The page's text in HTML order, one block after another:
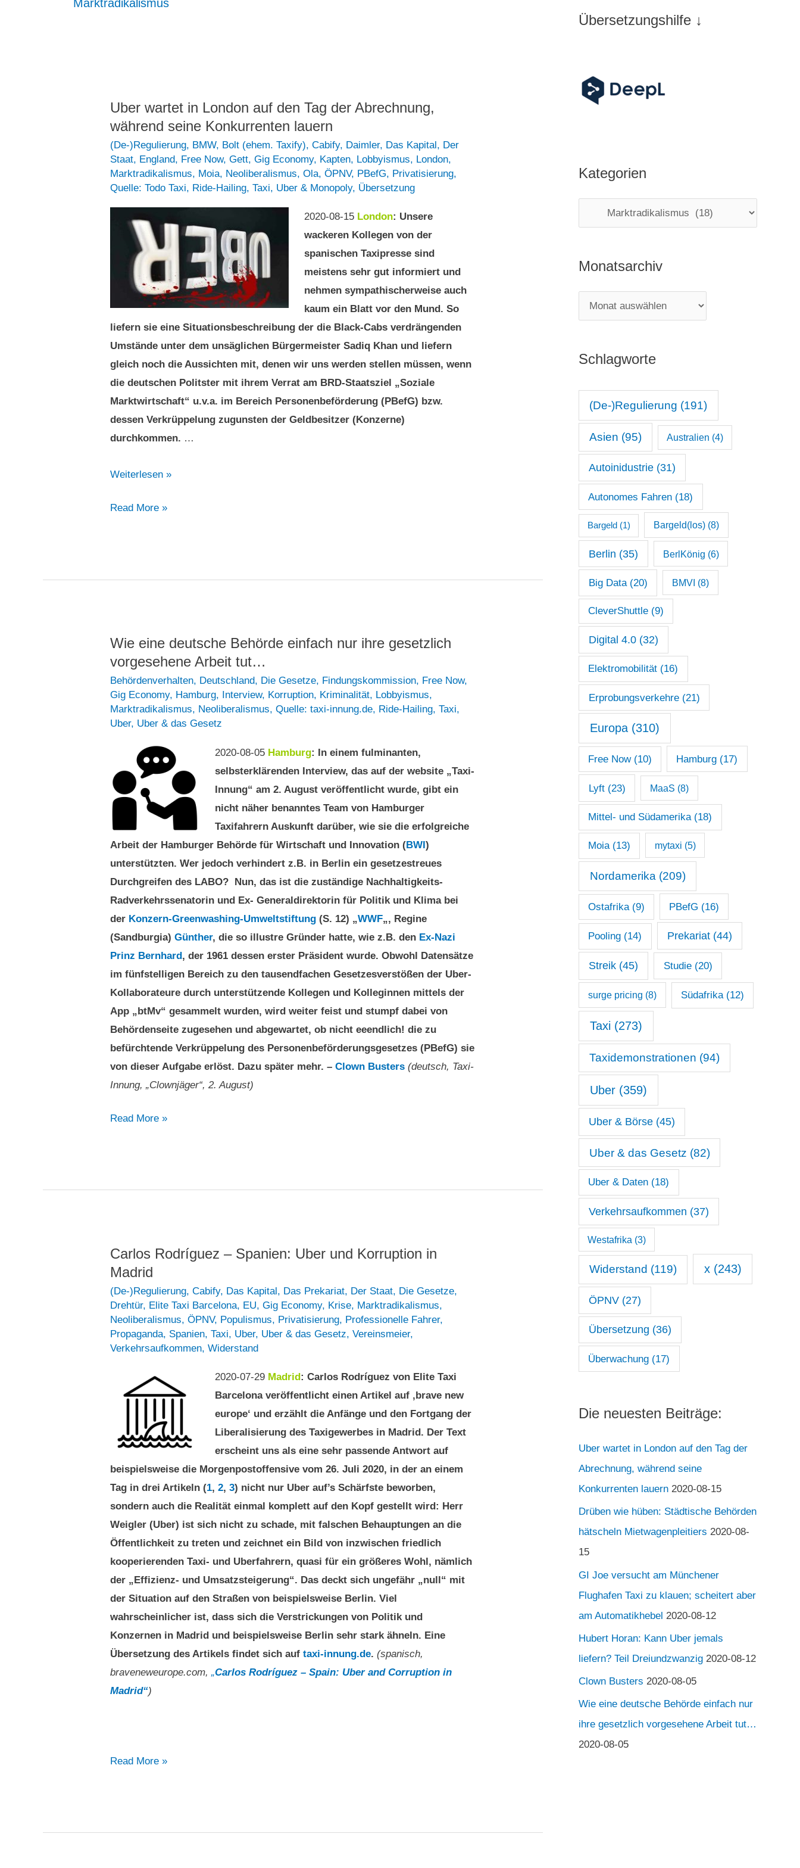
Marktradikalismus
Uber wartet in London auf den Tag der Abrechnung,
während seine Konkurrenten lauern
(De-)Regulierung, BMW, Bolt (ehem. Taxify),Cabify, Daimler, Das Kapital, Der
Staat, England, Free Now,Gett,Gig Economy, Kapten, Lobbyismus, London,
Marktradikalismus, Moia, Neoliberalismus,Ola,ÖPNV, PBefG, Privatisierung,
Quelle: Todo Taxi, Ride-Hailing,Taxi, Uber & Monopoly, Übersetzung
2020-08-15 London: Unsere
wackeren Kollegen von der
spanischen Taxipresse sind
meistens sehr gut informiert und
nehmen sympathischerweise auch
kaum ein Blatt vor den Mund. So
liefern sie eine Situationsbeschreibung der die Black-Cabs verdrängenden
Umstände unter dem unsäglichen Bürgermeister Sadiq Khan und liefern
gleich noch die Aussichten mit, denen wir uns werden stellen müssen, wenn
die deutschen Politster mit ihrem Verrat am BRD-Staatsziel „Soziale
Marktwirtschaft“ u.v.a. im Bereich Personenbeförderung (PBefG) bzw.
dessen Verkrüppelung zugunsten der Geldbesitzer (Konzerne)
durchkommen. …
Uber
in
während
seine
Konkurrenten
lauern
Weiterlesen »
Uber
auf
der
Abrechnung,
seine
Konkurrenten
lauern
Read More »
Wie eine deutsche Behörde einfach nur ihre gesetzlich
vorgesehene Arbeit tut…
Behördenverhalten, Deutschland, Die Gesetze, Findungskommission, Free Now,
Gig Economy, Hamburg, Interview, Korruption, Kriminalität, Lobbyismus,
Marktradikalismus, Neoliberalismus,Quelle: taxi-innung.de, Ride-Hailing,Taxi,
Uber, Uber & das Gesetz
2020-08-05 Hamburg: In einem fulminanten,
selbsterklärenden Interview, das auf der website „Taxi-
Innung“ am 2. August veröffentlicht wurde, gibt ein
nicht näher benanntes Team von Hamburger
Taxifahrern Auskunft darüber, wie sie die erfolgreiche
Arbeit der Hamburger Behörde für Wirtschaft und Innovation (BWI)
unterstützten. Wer jedoch verhindert z.B. in Berlin ein gesetzestreues
Durchgreifen des LABO? Nun, das ist die zuständige Nachhaltigkeits-
Radverkehrssenatorin und Ex- Generaldirektorin für Politik und Klima bei
der Konzern-Greenwashing-Umweltstiftung (S. 12) „WWF„, Regine
(Sandburgia)Günther, die so illustre Gründer hatte, wie z.B. den Ex-Nazi
Prinz Bernhard, der 1961 dessen erster Präsident wurde. Obwohl Datensätze
im fünfstelligen Bereich zu den tausendfachen Gesetzesverstößen der Uber-
Kollaborateure durch unterstützende Kollegen und Kolleginnen mittels der
App „btMv“ gesammelt wurden, wird weiter feist und stumpf dabei von
Behördenseite zugesehen und abgewartet, ob nicht eeendlich! die zu
befürchtende Verkrüppelung des Personenbeförderungsgesetzes (PBefG) sie
von dieser Aufgabe erlöst. Dazu später mehr. –Clown Busters (deutsch, Taxi-
Innung, „Clownjäger“, 2. August)
Wie
einfach
gesetzlich
vorgesehene
tut…
Read More »
Carlos Rodríguez – Spanien: Uber und Korruption in
Madrid
(De-)Regulierung,Cabify, Das Kapital, Das Prekariat, Der Staat, Die Gesetze,
Drehtür, Elite Taxi Barcelona, EU,Gig Economy, Krise, Marktradikalismus,
Neoliberalismus,ÖPNV, Populismus, Privatisierung, Professionelle Fahrer,
Propaganda, Spanien,Taxi, Uber, Uber & das Gesetz,Vereinsmeier,
Verkehrsaufkommen,Widerstand
2020-07-29 Madrid : Carlos Rodríguez von Elite Taxi
Barcelona veröffentlicht einen Artikel auf ‚brave new
europe‘ und erzählt die Anfänge und den Fortgang der
Liberalisierung des Taxigewerbes in Madrid. Der Text
erscheint uns als eine sehr passende Antwort auf
beispielsweise die Morgenpostoffensive vom 26. Juli 2020, in der an einem
Tag in drei Artikeln (1,2,3) nicht nur Uber auf’s Schärfste beworben,
sondern auch die Realität einmal komplett auf den Kopf gestellt wird: Herr
Weigler (Uber) ist sich nicht zu schade, mit falschen Behauptungen an die
Öffentlichkeit zu treten und zeichnet ein Bild von inzwischen friedlich
kooperierenden Taxi- und Uberfahrern, quasi für ein größeres Wohl, nämlich
der „Effizienz- und Umsatzsteigerung“. Das deckt sich ungefähr „null“ mit
der Situation auf den Straßen von beispielsweise Berlin. Viel
wahrscheinlicher ist, dass sich die Verstrickungen von Politik und
Konzernen in Madrid und beispielsweise Berlin sehr stark ähneln. Eine
Übersetzung des Artikels findet sich auftaxi-innung.de. (spanisch,
braveneweurope.com,„Carlos Rodríguez – Spain: Uber and Corruption in
Madrid“)
Carlos
Uber
Read More »
Übersetzungshilfe ↓
Kategorien
a
e
g
n
Monatsarchiv
o
a
a
h
Schlagworte
(De-)Regulierung (191)
Asien (95) Australien (4)
Autoinidustrie(31)
Autonomes Fahren (18)
Bargeld (1) Bargeld(los)(8)
Berlin (35) BerlKönig (6)
Big Data(20) BMVI (8)
CleverShuttle(9)
Digital 4.0(32)
Elektromobilität (16)
Erprobungsverkehre(21)
Europa(310)
Free Now(10) Hamburg (17)
Lyft(23) MaaS (8)
Mittel- und Südamerika(18)
Moia(13) mytaxi (5)
Nordamerika (209)
Ostafrika(9) PBefG (16)
Pooling (14) Prekariat(44)
Streik (45) Studie(20)
surge pricing (8) Südafrika(12)
Taxi(273)
Taxidemonstrationen (94)
Uber (359)
Uber & Börse (45)
Uber & das Gesetz (82)
Uber & Daten (18)
Verkehrsaufkommen (37)
Westafrika (3)
Widerstand (119) x(243)
ÖPNV(27)
Übersetzung (36)
Überwachung (17)
Die neuesten Beiträge:
Uber wartet in London auf den Tag der
Abrechnung, während seine
Konkurrenten lauern 2020-08-15
Drüben wie hüben: Städtische Behörden
hätscheln Mietwagenpleitiers 2020-08-
15
GI Joe versucht am Münchener
Flughafen Taxi zu klauen; scheitert aber
am Automatikhebel 2020-08-12
Hubert Horan: Kann Uber jemals
liefern? Teil Dreiundzwanzig 2020-08-12
Clown Busters 2020-08-05
Wie eine deutsche Behörde einfach nur
ihre gesetzlich vorgesehene Arbeit tut…
2020-08-05